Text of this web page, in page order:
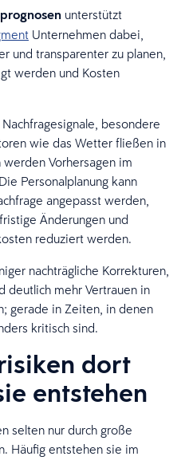
unterstützt
Unternehmen dabei,
und transparenter zu planen,
werden und Kosten
besondere
wie das Wetter fließen in
Vorhersagen im
Personalplanung kann
angepasst werden,
Änderungen und
reduziert werden.
nachträgliche Korrekturen,
deutlich mehr Vertrauen in
gerade in Zeiten, in denen
kritisch sind.
dort
entstehen
selten nur durch große
Häufig entstehen sie im